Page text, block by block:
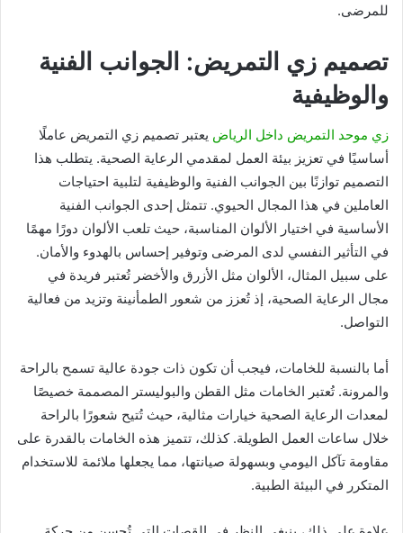
للمرضى.
تصميم زي التمريض: الجوانب الفنية
والوظيفية
زي موحد التمريض داخل الرياض يعتبر تصميم زي التمريض عاملًا
أساسيًا في تعزيز بيئة العمل لمقدمي الرعاية الصحية. يتطلب هذا
التصميم توازنًا بين الجوانب الفنية والوظيفية لتلبية احتياجات
العاملين في هذا المجال الحيوي. تتمثل إحدى الجوانب الفنية
الأساسية في اختيار الألوان المناسبة، حيث تلعب الألوان دورًا مهمًا
في التأثير النفسي لدى المرضى وتوفير إحساس بالهدوء والأمان.
على سبيل المثال، الألوان مثل الأزرق والأخضر تُعتبر فريدة في
مجال الرعاية الصحية، إذ تُعزز من شعور الطمأنينة وتزيد من فعالية
التواصل.
أما بالنسبة للخامات، فيجب أن تكون ذات جودة عالية تسمح بالراحة
والمرونة. تُعتبر الخامات مثل القطن والبوليستر المصممة خصيصًا
لمعدات الرعاية الصحية خيارات مثالية، حيث تُتيح شعورًا بالراحة
خلال ساعات العمل الطويلة. كذلك، تتميز هذه الخامات بالقدرة على
مقاومة تآكل اليومي وبسهولة صيانتها، مما يجعلها ملائمة للاستخدام
المتكرر في البيئة الطبية.